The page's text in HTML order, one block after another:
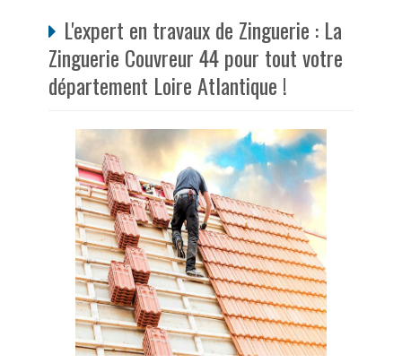
L'expert en travaux de Zinguerie : La
Zinguerie Couvreur 44 pour tout votre
département Loire Atlantique !